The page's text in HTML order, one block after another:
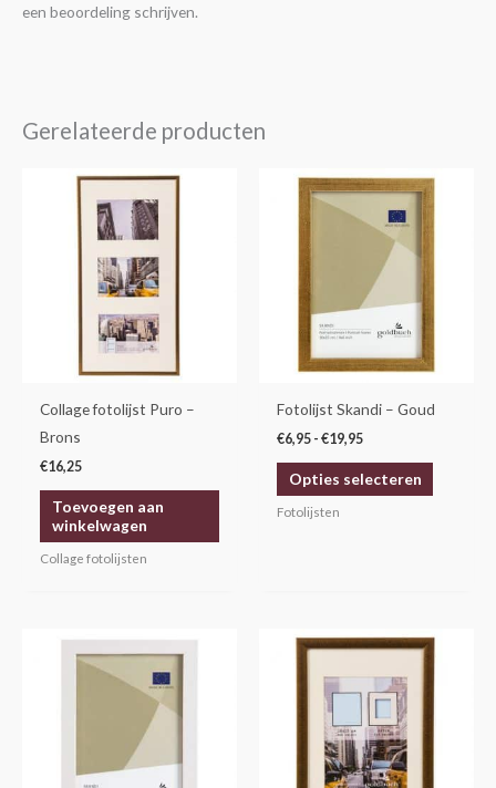
een beoordeling schrijven.
Gerelateerde producten
Collage fotolijst Puro –
Brons
€16,25
Toevoegen aan
winkelwagen
Collage fotolijsten
Fotolijst Skandi – Goud
€6,95 - €19,95
Prijsklasse:
€6,95
€19,95
Opties selecteren
Dit
kan
gekozen
Fotolijsten
€5,95
€14,95
Dit
Prijsklasse:
€4,25
€14,30
Dit